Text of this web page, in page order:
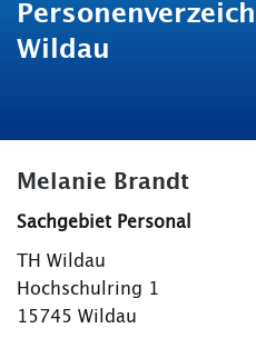
Wildau
Melanie Brandt
Sachgebiet Personal
TH Wildau
Hochschulring 1
15745 Wildau